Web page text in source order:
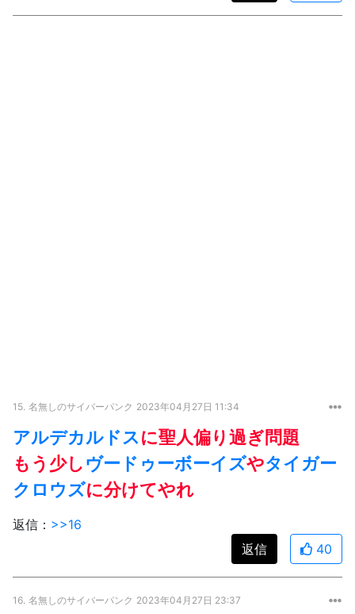
15. 名無しのサイバーパンク 2023年04月27日 11:34
アルデカルドスに聖人偏り過ぎ問題
もう少しヴードゥーボーイズやタイガー
クロウズに分けてやれ
返信： >>16
返信
40
16. 名無しのサイバーパンク 2023年04月27日 23:37